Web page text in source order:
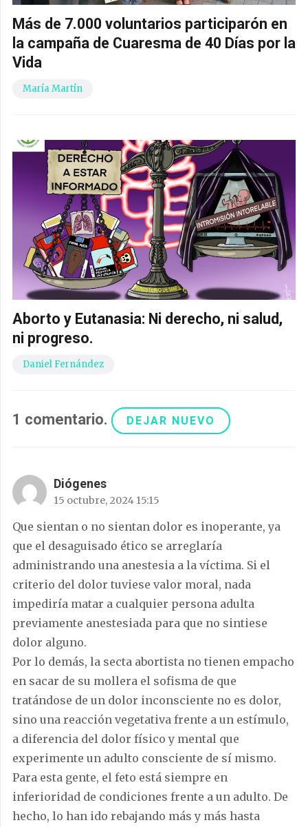
Más de 7.000 voluntarios participarón en
la campaña de Cuaresma de 40 Días por la
Vida
María Martín
Aborto y Eutanasia: Ni derecho, ni salud,
ni progreso.
Daniel Fernández
1 comentario. DEJAR NUEVO
Diógenes
15 octubre, 2024 15:15
Que sientan o no sientan dolor es inoperante, ya
que el desaguisado ético se arreglaría
administrando una anestesia a la víctima. Si el
criterio del dolor tuviese valor moral, nada
impediría matar a cualquier persona adulta
previamente anestesiada para que no sintiese
dolor alguno.
Por lo demás, la secta abortista no tienen empacho
en sacar de su mollera el sofisma de que
tratándose de un dolor inconsciente no es dolor,
sino una reacción vegetativa frente a un estímulo,
a diferencia del dolor físico y mental que
experimente un adulto consciente de sí mismo.
Para esta gente, el feto está siempre en
inferioridad de condiciones frente a un adulto. De
hecho, lo han ido rebajando más y más hasta